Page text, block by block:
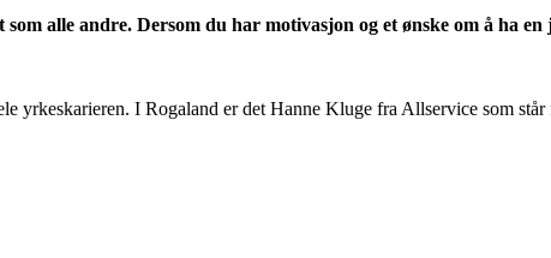
alle andre. Dersom du har motivasjon og et ønske om å ha
yrkeskarieren. I Rogaland er det Hanne Kluge fra Allservice som